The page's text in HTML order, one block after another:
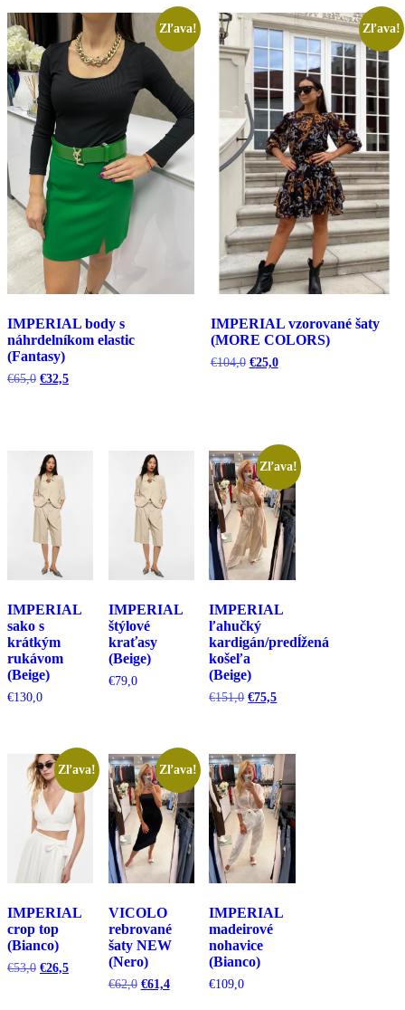
Zľava!
IMPERIAL body s
náhrdelníkom elastic
(Fantasy)
€65,0 Pôvodná
€32,5Aktuálna
Zľava!
IMPERIAL vzorované šaty
(MORE COLORS)
€104,0 Pôvodná
€25,0Aktuálna
IMPERIAL
sako s
krátkým
rukávom
(Beige)
€130,0
IMPERIAL
štýlové
kraťasy
(Beige)
€79,0
Zľava!
IMPERIAL
ľahučký
kardigán/predĺžená
košeľa
(Beige)
€151,0 Pôvodná
€75,5Aktuálna
Zľava!
IMPERIAL
crop top
(Bianco)
€53,0 Pôvodná
€26,5Aktuálna
Zľava!
VICOLO
rebrované
šaty NEW
(Nero)
€62,0 Pôvodná
€61,4Aktuálna
IMPERIAL
madeirové
nohavice
(Bianco)
€109,0